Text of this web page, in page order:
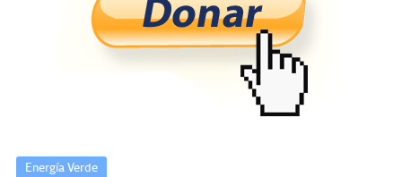
er a
m
dI
n
p
ar
tir
Energía Verde